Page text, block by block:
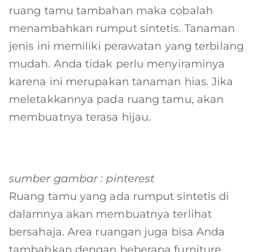
ruang tamu tambahan maka cobalah
menambahkan rumput sintetis. Tanaman
jenis ini memiliki perawatan yang terbilang
mudah. Anda tidak perlu menyiraminya
karena ini merupakan tanaman hias. Jika
meletakkannya pada ruang tamu, akan
membuatnya terasa hijau.
sumber gambar : pinterest
Ruang tamu yang ada rumput sintetis di
dalamnya akan membuatnya terlihat
bersahaja. Area ruangan juga bisa Anda